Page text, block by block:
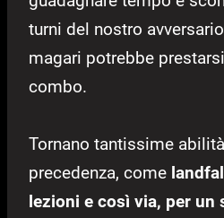
turni del nostro
magari potrebbe
combo.
Tornano tantissime
precedenza, come
lezioni e così via, per un